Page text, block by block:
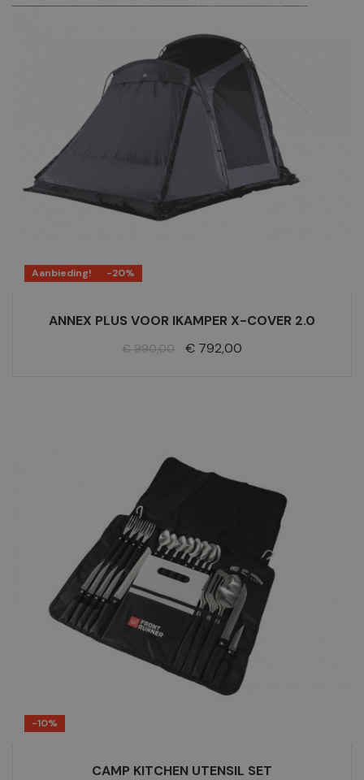
Aanbieding! -20%
ANNEX PLUS VOOR IKAMPER X-COVER 2.0
Normale
€ 990,00 Prijs
€ 792,00
-10%
CAMP KITCHEN UTENSIL SET